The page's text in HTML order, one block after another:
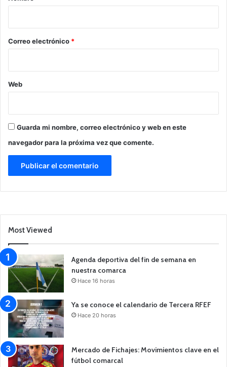
*
Correo electrónico *
Web
Guarda mi nombre, correo electrónico y web en este
navegador para la próxima vez que comente.
Most Viewed
Agenda deportiva del fin de semana en
nuestra comarca
Hace 16 horas
Ya se conoce el calendario de Tercera RFEF
Hace 20 horas
Mercado de Fichajes: Movimientos clave en el
fútbol comarcal